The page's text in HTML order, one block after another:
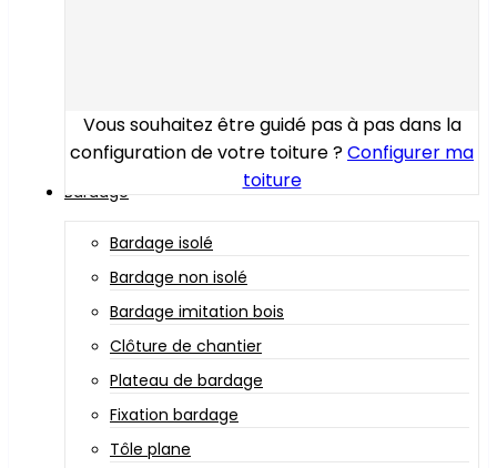
Vous souhaitez être guidé pas à pas dans la
configuration de votre toiture ?Configurer ma
toiture
Bardage
Bardage isolé
Bardage non isolé
Bardage imitation bois
Clôture de chantier
Plateau de bardage
Fixation bardage
Tôle plane